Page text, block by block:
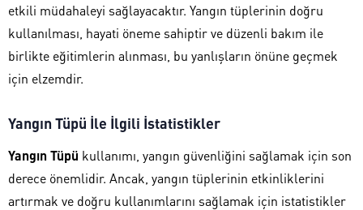
etkili müdahaleyi sağlayacaktır. Yangın tüplerinin doğru
kullanılması, hayati öneme sahiptir ve düzenli bakım ile
birlikte eğitimlerin alınması, bu yanlışların önüne geçmek
için elzemdir.
Yangın Tüpü İle İlgili İstatistikler
Yangın Tüpü kullanımı, yangın güvenliğini sağlamak için son
derece önemlidir. Ancak, yangın tüplerinin etkinliklerini
artırmak ve doğru kullanımlarını sağlamak için istatistikler